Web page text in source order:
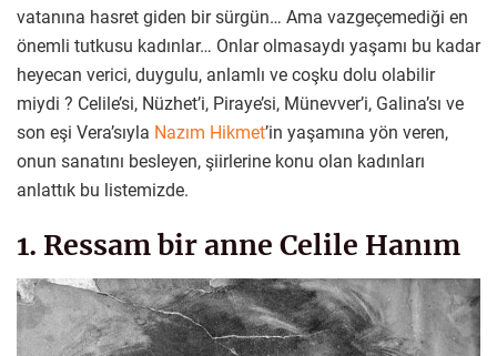
vatanına hasret giden bir sürgün… Ama vazgeçemediği en
önemli tutkusu kadınlar… Onlar olmasaydı yaşamı bu kadar
heyecan verici, duygulu, anlamlı ve coşku dolu olabilir
miydi ? Celile’si, Nüzhet’i, Piraye’si, Münevver’i, Galina’sı ve
son eşi Vera’sıyla Nazım Hikmet’in yaşamına yön veren,
onun sanatını besleyen, şiirlerine konu olan kadınları
anlattık bu listemizde.
1. Ressam bir anne Celile Hanım